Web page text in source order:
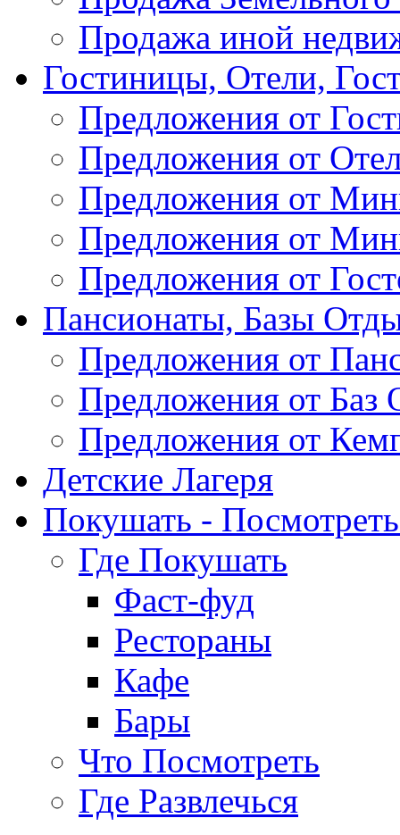
Продажа иной
Гостиницы, Отели,
Предложения от
Предложения от
Предложения от
Предложения от
Предложения от
Пансионаты, Базы
Предложения от
Предложения от Баз
Предложения от
Детские Лагеря
Покушать - Посмотреть
Где Покушать
Фаст-фуд
Рестораны
Кафе
Бары
Что Посмотреть
Где Развлечься